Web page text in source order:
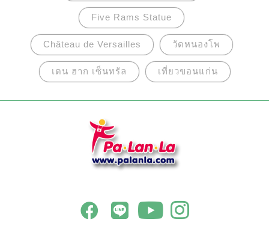
Five Rams Statue
Château de Versailles วัดหนองโพ
เดน ฮาก เซ็นทรัล เที่ยวขอนแก่น